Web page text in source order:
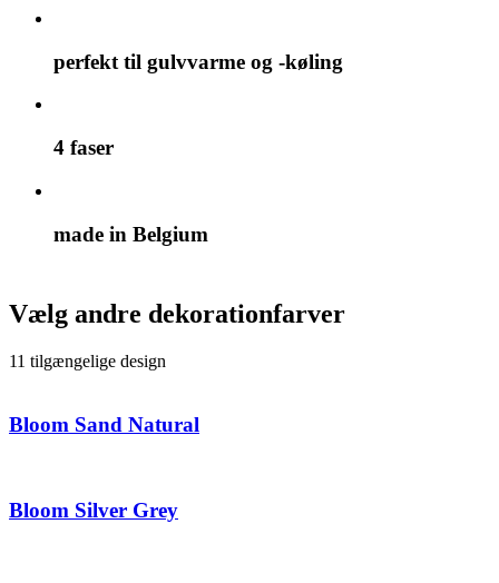
perfekt til gulvvarme og -køling
4 faser
made in Belgium
Vælg andre dekorationfarver
11 tilgængelige design
Bloom Sand Natural
Bloom Silver Grey